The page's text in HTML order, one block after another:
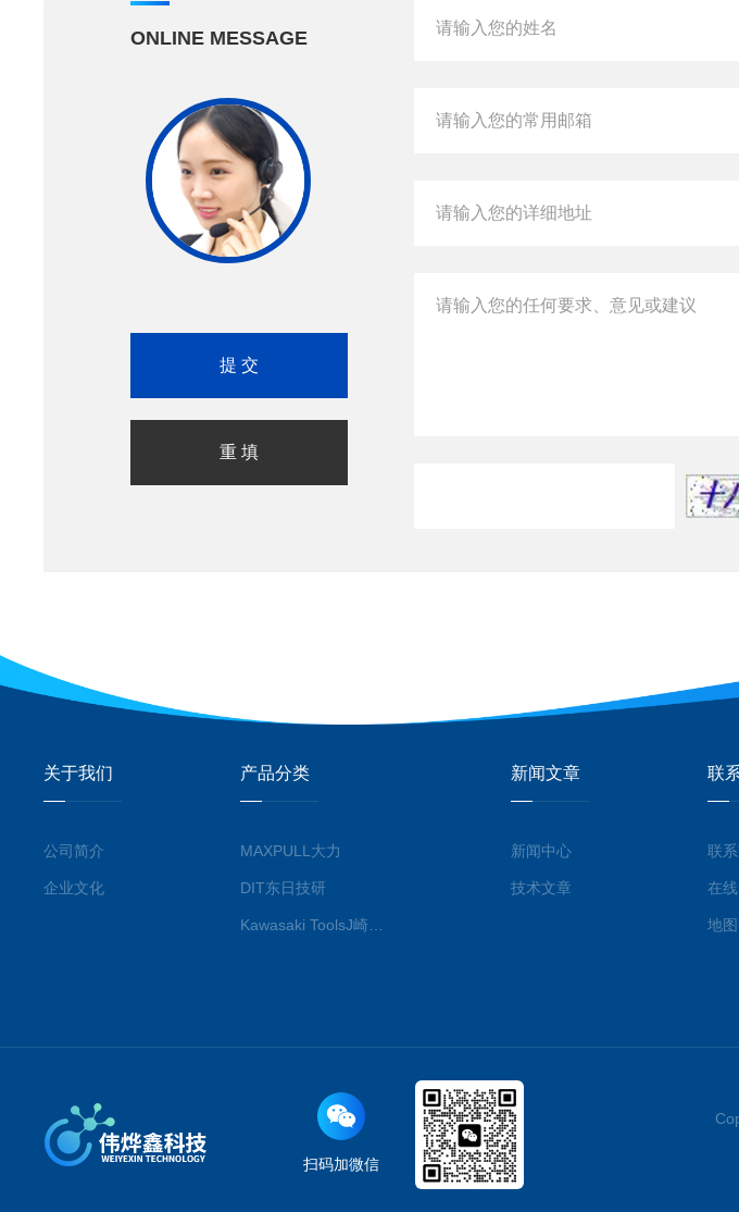
ONLINE MESSAGE
关于我们
公司简介
企业文化
产品分类
MAXPULL大力
DIT东日技研
Kawasaki ToolsJ崎工具
新闻文章
新闻中心
技术文章
联
联
在
地
扫码加微信